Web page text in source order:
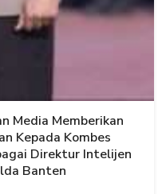
Media Memberikan
Kepada Kombes
Direktur Intelijen
Banten